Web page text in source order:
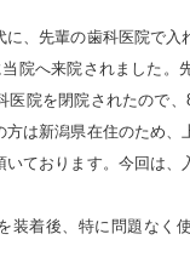
に、先輩の歯科医院で入
院へ来院されました。
医院を閉院されたので、
方は新潟県在住のため、
いております。今回は、
装着後、特に問題なく